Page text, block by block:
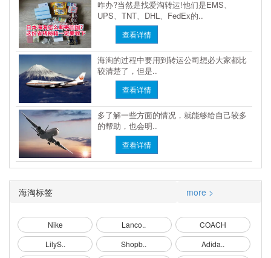
咋办?当然是找爱淘转运!他们是EMS、
UPS、TNT、DHL、FedEx的..
查看详情
海淘的过程中要用到转运公司想必大家都比
较清楚了，但是..
查看详情
多了解一些方面的情况，就能够给自己较多
的帮助，也会明..
查看详情
海淘标签 more >
Nike Lanco..
COACH
LilyS..
Shopb.. Adida..